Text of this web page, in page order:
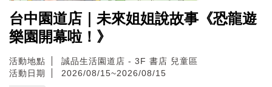
台中園道店｜未來姐姐說故事《恐龍遊
樂園開幕啦！》
活動地點
誠品生活園道店 - 3F 書店 兒童區
活動日期
2026/08/15~2026/08/15